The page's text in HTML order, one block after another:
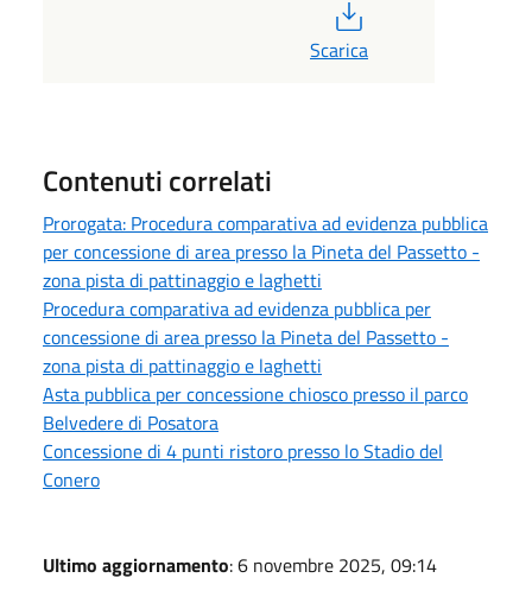
Scarica
Contenuti correlati
Prorogata: Procedura comparativa ad evidenza pubblica
per concessione di area presso la Pineta del Passetto -
zona pista di pattinaggio e laghetti
Procedura comparativa ad evidenza pubblica per
concessione di area presso la Pineta del Passetto -
zona pista di pattinaggio e laghetti
Asta pubblica per concessione chiosco presso il parco
Belvedere di Posatora
Concessione di 4 punti ristoro presso lo Stadio del
Conero
Ultimo aggiornamento: 6 novembre 2025, 09:14